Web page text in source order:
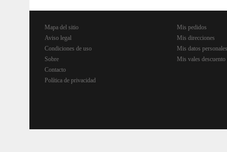
Mapa del sitio
Aviso legal
Condiciones de uso
Sobre
Contacto
Política de privacidad
Mis pedidos
Mis direcciones
Mis datos personales
Mis vales descuento